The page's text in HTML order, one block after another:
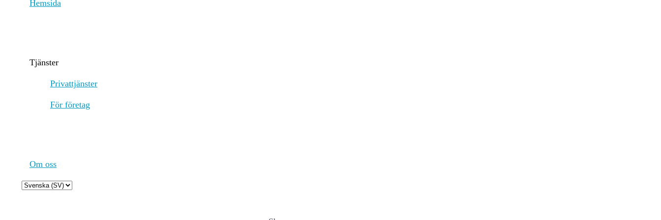
Hemsida
Tjänster
Privattjänster
För företag
Om oss
Choose